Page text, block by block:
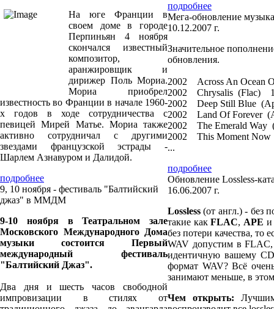
На юге Франции в
своем доме в городе
Перпиньян 4 ноября
скончался известный
композитор,
аранжировщик и
дирижер Поль Мориа.
Мориа приобрел
известность во Франции в начале 1960-
х годов в ходе сотрудничества с
певицей Мирей Матье. Мориа также
активно сотрудничал с другими
звездами французской эстрады -
Шарлем Азнавуром и Далидой.
подробнее
9, 10 ноября - фестиваль "Балтийский
джаз" в ММДМ
9-10 ноября в Театральном зале
Московского Международного Дома
музыки состоится Первый
международный фестиваль
"Балтийский Джаз".
Два дня и шесть часов свободной
импровизации в стилях от
подробнее
Мега-обновление
10.12.2007 г.
Значительное
обновления.
2002 Across An
2002 Chrysalis
2002 Deep Still Blue
2002 Land Of
2002 The Emerald
2002 This Moment
...
подробнее
Обновление Lossless-
16.06.2007 г.
Lossless (от англ.) - без
такие какFLAC, APE
без потери качества, то
WAV допустим в
идентичную вашему CD
формат WAV? Всё
занимают меньше, в
Чем открыть: